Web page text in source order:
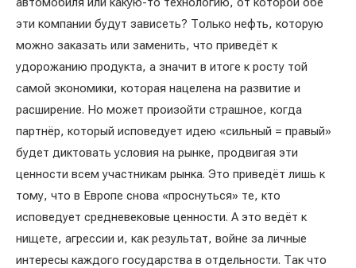
эти компании будут зависеть? Только нефть, которую
можно заказать или заменить, что приведёт к
удорожанию продукта, а значит в итоге к росту той
самой экономики, которая нацелена на развитие и
расширение. Но может произойти страшное, когда
партнёр, который исповедует идею «сильный = правый»
будет диктовать условия на рынке, продвигая эти
ценности всем участникам рынка. Это приведёт лишь к
тому, что в Европе снова «проснуться» те, кто
исповедует средневековые ценности. А это ведёт к
нищете, агрессии и, как результат, войне за личные
интересы каждого государства в отдельности. Так что